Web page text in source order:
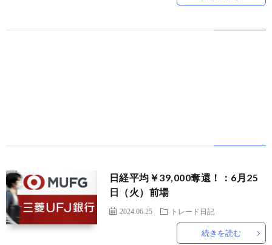
ト
ー
放
日経平均￥39,000奪還！：6月25
日（火）前場
2024.06.25 トレード日記
続きを読む